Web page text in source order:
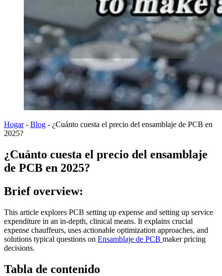
Hogar- Blog - ¿Cuánto cuesta el precio del ensamblaje de PCB en
2025?
¿Cuánto cuesta el precio del ensamblaje
de PCB en 2025?
Brief overview:
This article explores PCB setting up expense and setting up service
expenditure in an in-depth, clinical means. It explains crucial
expense chauffeurs, uses actionable optimization approaches, and
solutions typical questions on Ensamblaje de PCB maker pricing
decisions.
Tabla de contenido